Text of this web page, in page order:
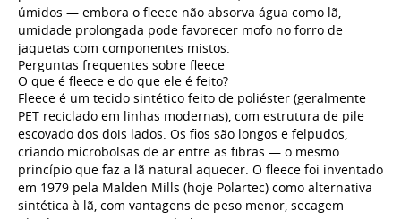
úmidos — embora o fleece não absorva água como lã,
umidade prolongada pode favorecer mofo no forro de
jaquetas com componentes mistos.
Perguntas frequentes sobre fleece
O que é fleece e do que ele é feito?
Fleece é um tecido sintético feito de poliéster (geralmente
PET reciclado em linhas modernas), com estrutura de pile
escovado dos dois lados. Os fios são longos e felpudos,
criando microbolsas de ar entre as fibras — o mesmo
princípio que faz a lã natural aquecer. O fleece foi inventado
em 1979 pela Malden Mills (hoje Polartec) como alternativa
sintética à lã, com vantagens de peso menor, secagem